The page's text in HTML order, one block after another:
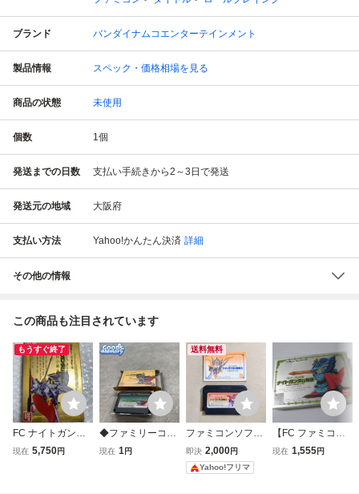
ブランド バンダイナムコエンターテインメント
製品情報 スペック・価格相場を見る
商品の状態 未使用
個数 1個
発送までの日数 支払い手続きから2～3日で発送
発送元の地域 大阪府
支払い方法 Yahoo!かんたん決済 詳細
その他の情報
この商品も注目されています
もうすぐ終了
FC ナイトガンダ
ム物語2 光の騎
現在 5,750円
◆ファミリーコン
ピューター/ファミ
現在 1円
送料無料
ファミコンソフト
SDガンダム外伝
ナイトガンダム物
語3 伝説の騎士
即決 2,000円
Yahoo!フリマ
【FC ファミコン
ソフト】SDガン
現在 1,555円